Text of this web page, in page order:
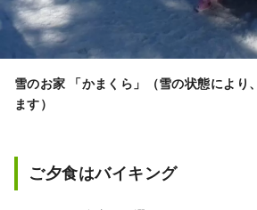
雪のお家 「かまくら」（雪の状態により
ます）
ご夕食はバイキング